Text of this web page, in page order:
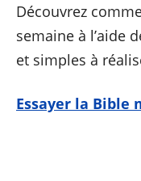
Découvrez
semaine à l’aide
et simples à
Essayer la Bible